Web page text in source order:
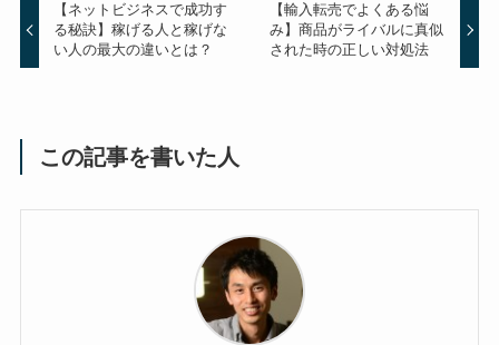
【ネットビジネスで成功す
る秘訣】稼げる人と稼げな
い人の最大の違いとは？
【輸入転売でよくある悩
み】商品がライバルに真似
された時の正しい対処法
この記事を書いた人